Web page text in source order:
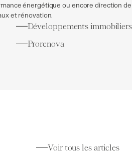
énergétique ou encore direction de
et rénovation.
Développements immobiliers
Prorenova
Voir tous les articles